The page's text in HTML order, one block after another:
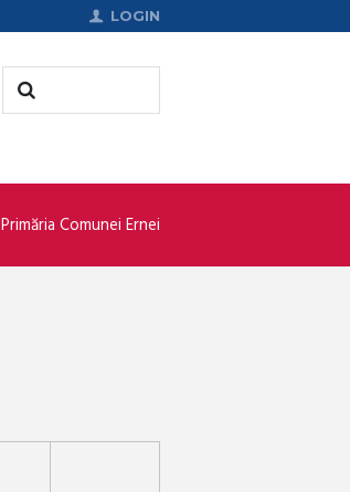
LOGIN
Primăria Comunei Ernei